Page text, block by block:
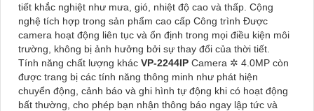
tiết khắc nghiệt như mưa, gió, nhiệt độ cao và thấp. Cộng
nghệ tích hợp trong sản phẩm cao cấp Công trình Được
camera hoạt động liên tục và ổn định trong mọi điều kiện môi
trường, không bị ảnh hưởng bởi sự thay đổi của thời tiết.
Tính năng chất lượng khác VP-2244IP Camera ✲ 4.0MP còn
được trang bị các tính năng thông minh như phát hiện
chuyển động, cảnh báo và ghi hình tự động khi có hoạt động
bất thường, cho phép bạn nhận thông báo ngay lập tức và